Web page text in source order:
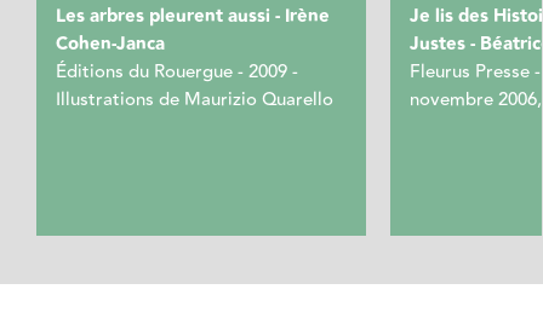
Les arbres pleurent aussi - Irène
Cohen-Janca
Éditions du Rouergue - 2009 -
Illustrations de Maurizio Quarello
Je lis des
Justes -
Fleurus Presse
novembre